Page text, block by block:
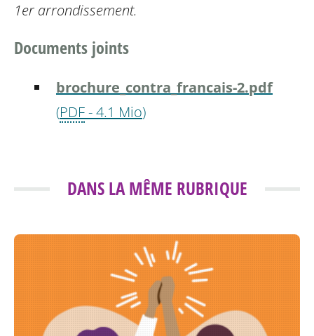
1er arrondissement.
Documents joints
brochure_contra_francais-2.pdf
(PDF-4.1 Mio)
DANS LA MÊME RUBRIQUE